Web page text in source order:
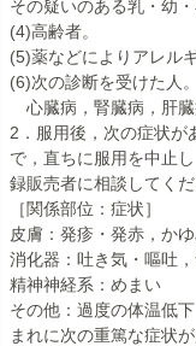
その疑いのある乳・幼
(4)高齢者。
(5)薬などによりアレル
(6)次の診断を受けた人。
心臓病，腎臓病，肝
2．服用後，次の症状が
で，直ちに服用を中止
録販売者に相談してく
［関係部位：症状］
皮膚：発疹・発赤，か
消化器：吐き気・嘔吐
精神神経系：めまい
その他：過度の体温低下
まれに次の重篤な症状